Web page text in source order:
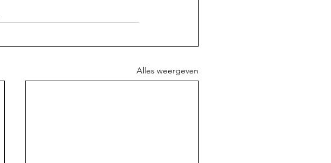
Alles weergeven